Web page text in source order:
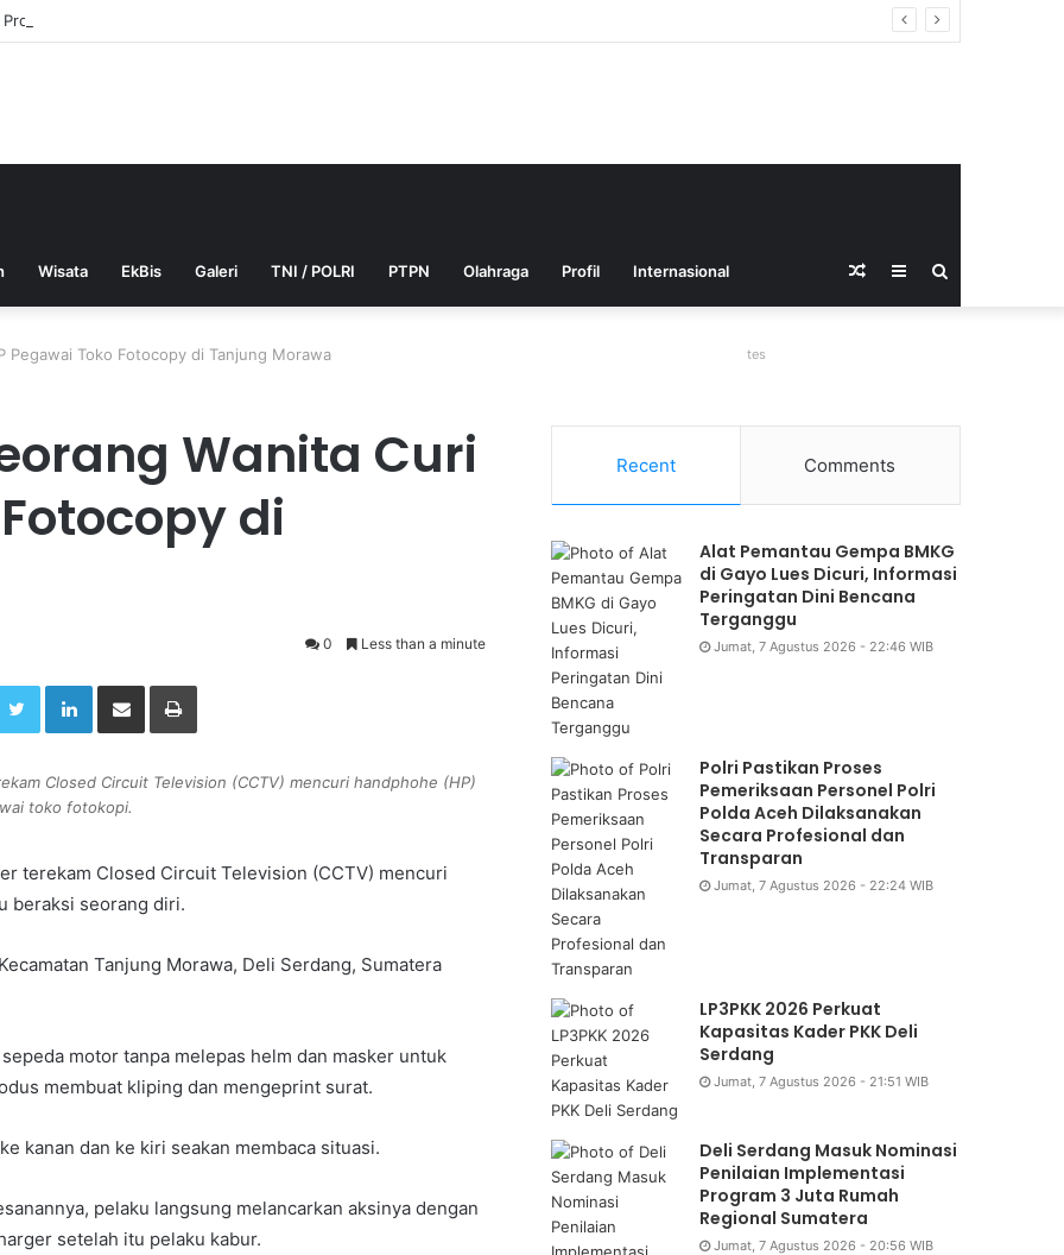
Pemeriksaan Personel Polri Polda Aceh Dilaksanakan Secara Profesional dan Transparan
Wisata EkBis Galeri TNI / POLRI PTPN Olahraga Profil Internasional Sidebar
Random
Pegawai Toko Fotocopy di Tanjung Morawa
Wanita Curi
di
0 Less than a minute
Twitter LinkedIn
Closed Circuit Television (CCTV) mencuri handphohe (HP)
toko fotokopi.
terekam Closed Circuit Television (CCTV) mencuri
beraksi seorang diri.
Tanjung Morawa, Deli Serdang, Sumatera
motor tanpa melepas helm dan masker untuk
membuat kliping dan mengeprint surat.
kanan dan ke kiri seakan membaca situasi.
pelaku langsung melancarkan aksinya dengan
setelah itu pelaku kabur.
tes
Recent Comments
Alat Pemantau Gempa BMKG
di Gayo Lues Dicuri, Informasi
Peringatan Dini Bencana
Terganggu
Jumat, 7 Agustus 2026 - 22:46 WIB
Polri Pastikan Proses
Pemeriksaan Personel Polri
Polda Aceh Dilaksanakan
Secara Profesional dan
Transparan
Jumat, 7 Agustus 2026 - 22:24 WIB
LP3PKK 2026 Perkuat
Kapasitas Kader PKK Deli
Serdang
Jumat, 7 Agustus 2026 - 21:51 WIB
Deli Serdang Masuk Nominasi
Penilaian Implementasi
Program 3 Juta Rumah
Regional Sumatera
Jumat, 7 Agustus 2026 - 20:56 WIB